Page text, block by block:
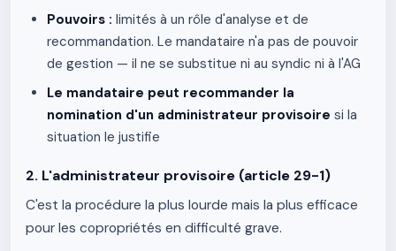
Pouvoirs : limités à un rôle d'analyse et de
recommandation. Le mandataire n'a pas de pouvoir
de gestion — il ne se substitue ni au syndic ni à l'AG
Le mandataire peut recommander la
nomination d'un administrateur provisoire si la
situation le justifie
2. L'administrateur provisoire (article 29-1)
C'est la procédure la plus lourde mais la plus efficace
pour les copropriétés en difficulté grave.